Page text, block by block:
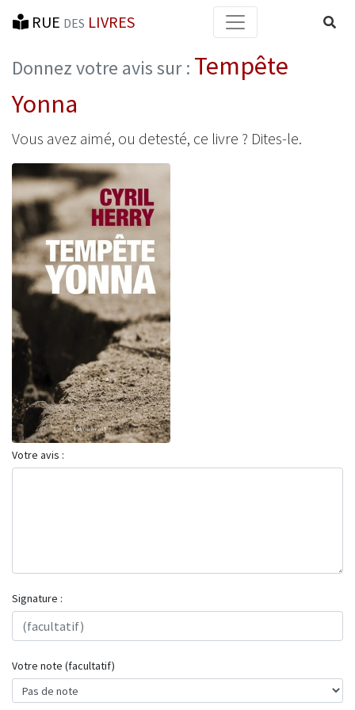
RUE DES LIVRES
Donnez votre avis sur : Tempête
Yonna
Vous avez aimé, ou detesté, ce livre ? Dites-le.
Votre avis :
Signature :
Votre note (facultatif)